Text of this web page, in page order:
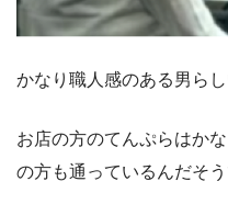
かなり職人感のある男ら
お店の方のてんぷらはか
の方も通っているんだそう